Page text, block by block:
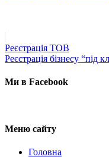
Post
navigation
Реєстрація ТОВ
Реєстрація бізнесу “під
Ми в Facebook
Меню сайту
Головна